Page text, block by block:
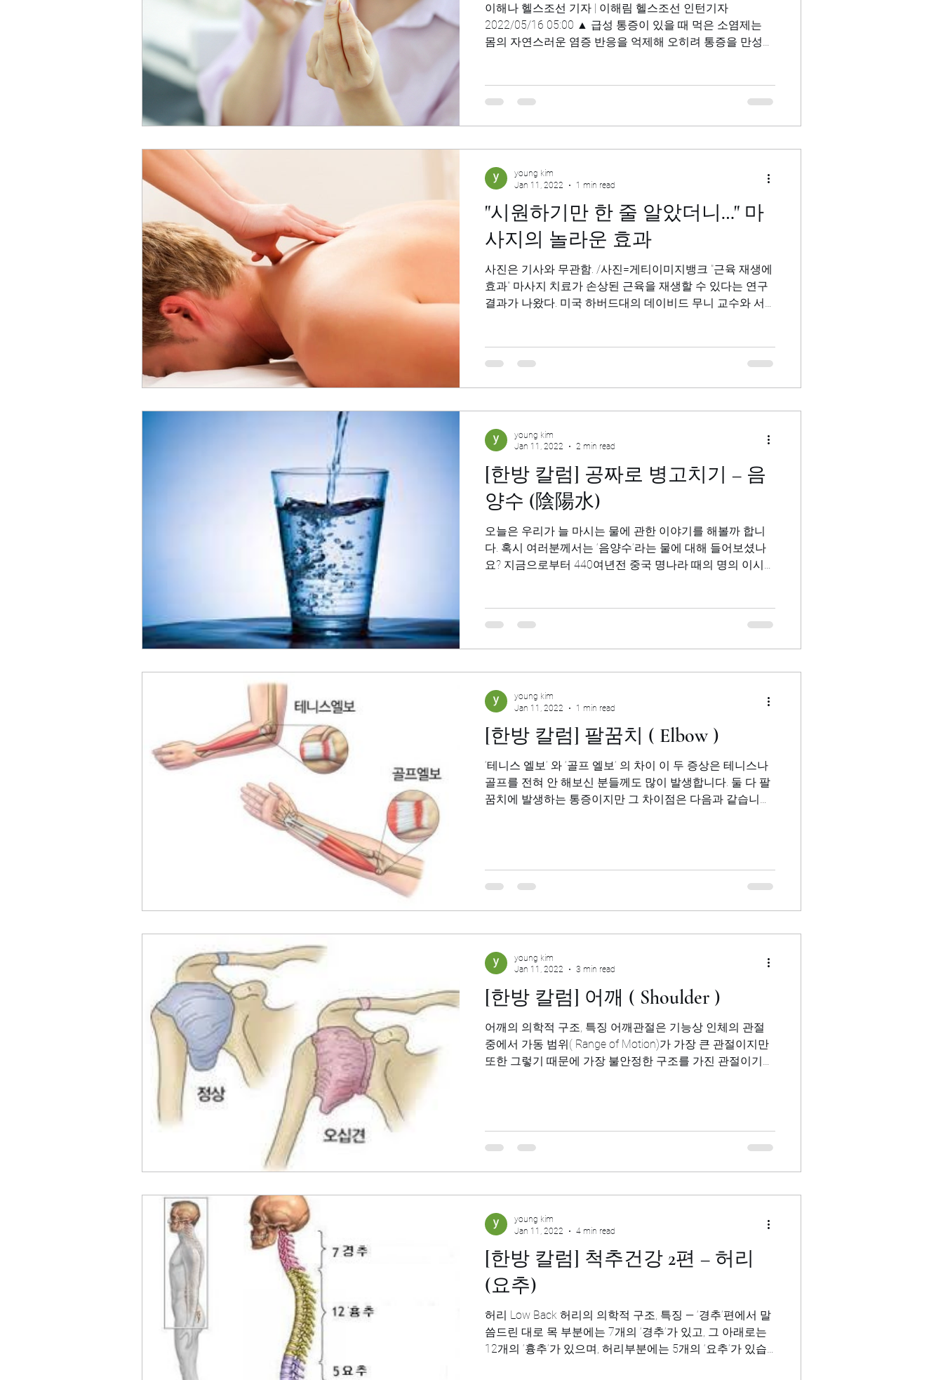
이해나 헬스조선 기자 | 이해림 헬스조선 인턴기자
2022/05/16 05:00 ▲ 급성 통증이 있을 때 먹은 소염제는
몸의 자연스러운 염증 반응을 억제해 오히려 통증을 만성화
"시원하기만 한 줄 알았더니…" 마
사지의 놀라운 효과
사진은 기사와 무관함. /사진=게티이미지뱅크 "근육 재생에
효과" 마사지 치료가 손상된 근육을 재생할 수 있다는 연구
결과가 나왔다. 미국 하버드대의 데이비드 무니 교수와 서
young kim
Jan 11, 2022
1 min read
[한방 칼럼] 공짜로 병고치기 – 음
양수 (陰陽水)
오늘은 우리가 늘 마시는 물에 관한 이야기를 해볼까 합니
다. 혹시 여러분께서는 ‘음양수’라는 물에 대해 들어보셨나
요? 지금으로부터 440여년전 중국 명나라 때의 명의 이시진
young kim
Jan 11, 2022
2 min read
[한방 칼럼] 팔꿈치 ( Elbow )
‘테니스 엘보’ 와 ‘골프 엘보’ 의 차이 이 두 증상은 테니스나
골프를 전혀 안 해보신 분들께도 많이 발생합니다. 둘 다 팔
꿈치에 발생하는 통증이지만 그 차이점은 다음과 같습니다.
young kim
Jan 11, 2022
1 min read
[한방 칼럼] 어깨 ( Shoulder )
어깨의 의학적 구조, 특징 어깨관절은 기능상 인체의 관절
중에서 가동 범위( Range of Motion)가 가장 큰 관절이지만
또한 그렇기 때문에 가장 불안정한 구조를 가진 관절이기도
young kim
Jan 11, 2022
3 min read
[한방 칼럼] 척추건강 2편 – 허리
(요추)
허리 Low Back 허리의 의학적 구조, 특징 — ‘경추’편에서 말
씀드린 대로 목 부분에는 7개의 ‘경추’가 있고, 그 아래로는
12개의 ‘흉추’가 있으며, 허리부분에는 5개의 ‘요추’가 있습
young kim
Jan 11, 2022
4 min read